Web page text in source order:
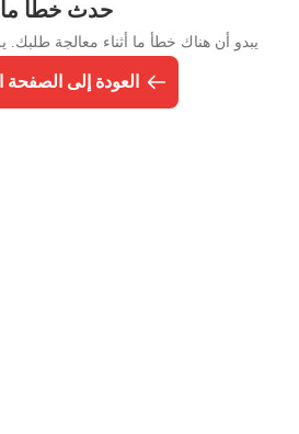
حدث خطأ
يبدو أن هناك خطأ ما أثناء معالجة
العودة إلى الصفحة